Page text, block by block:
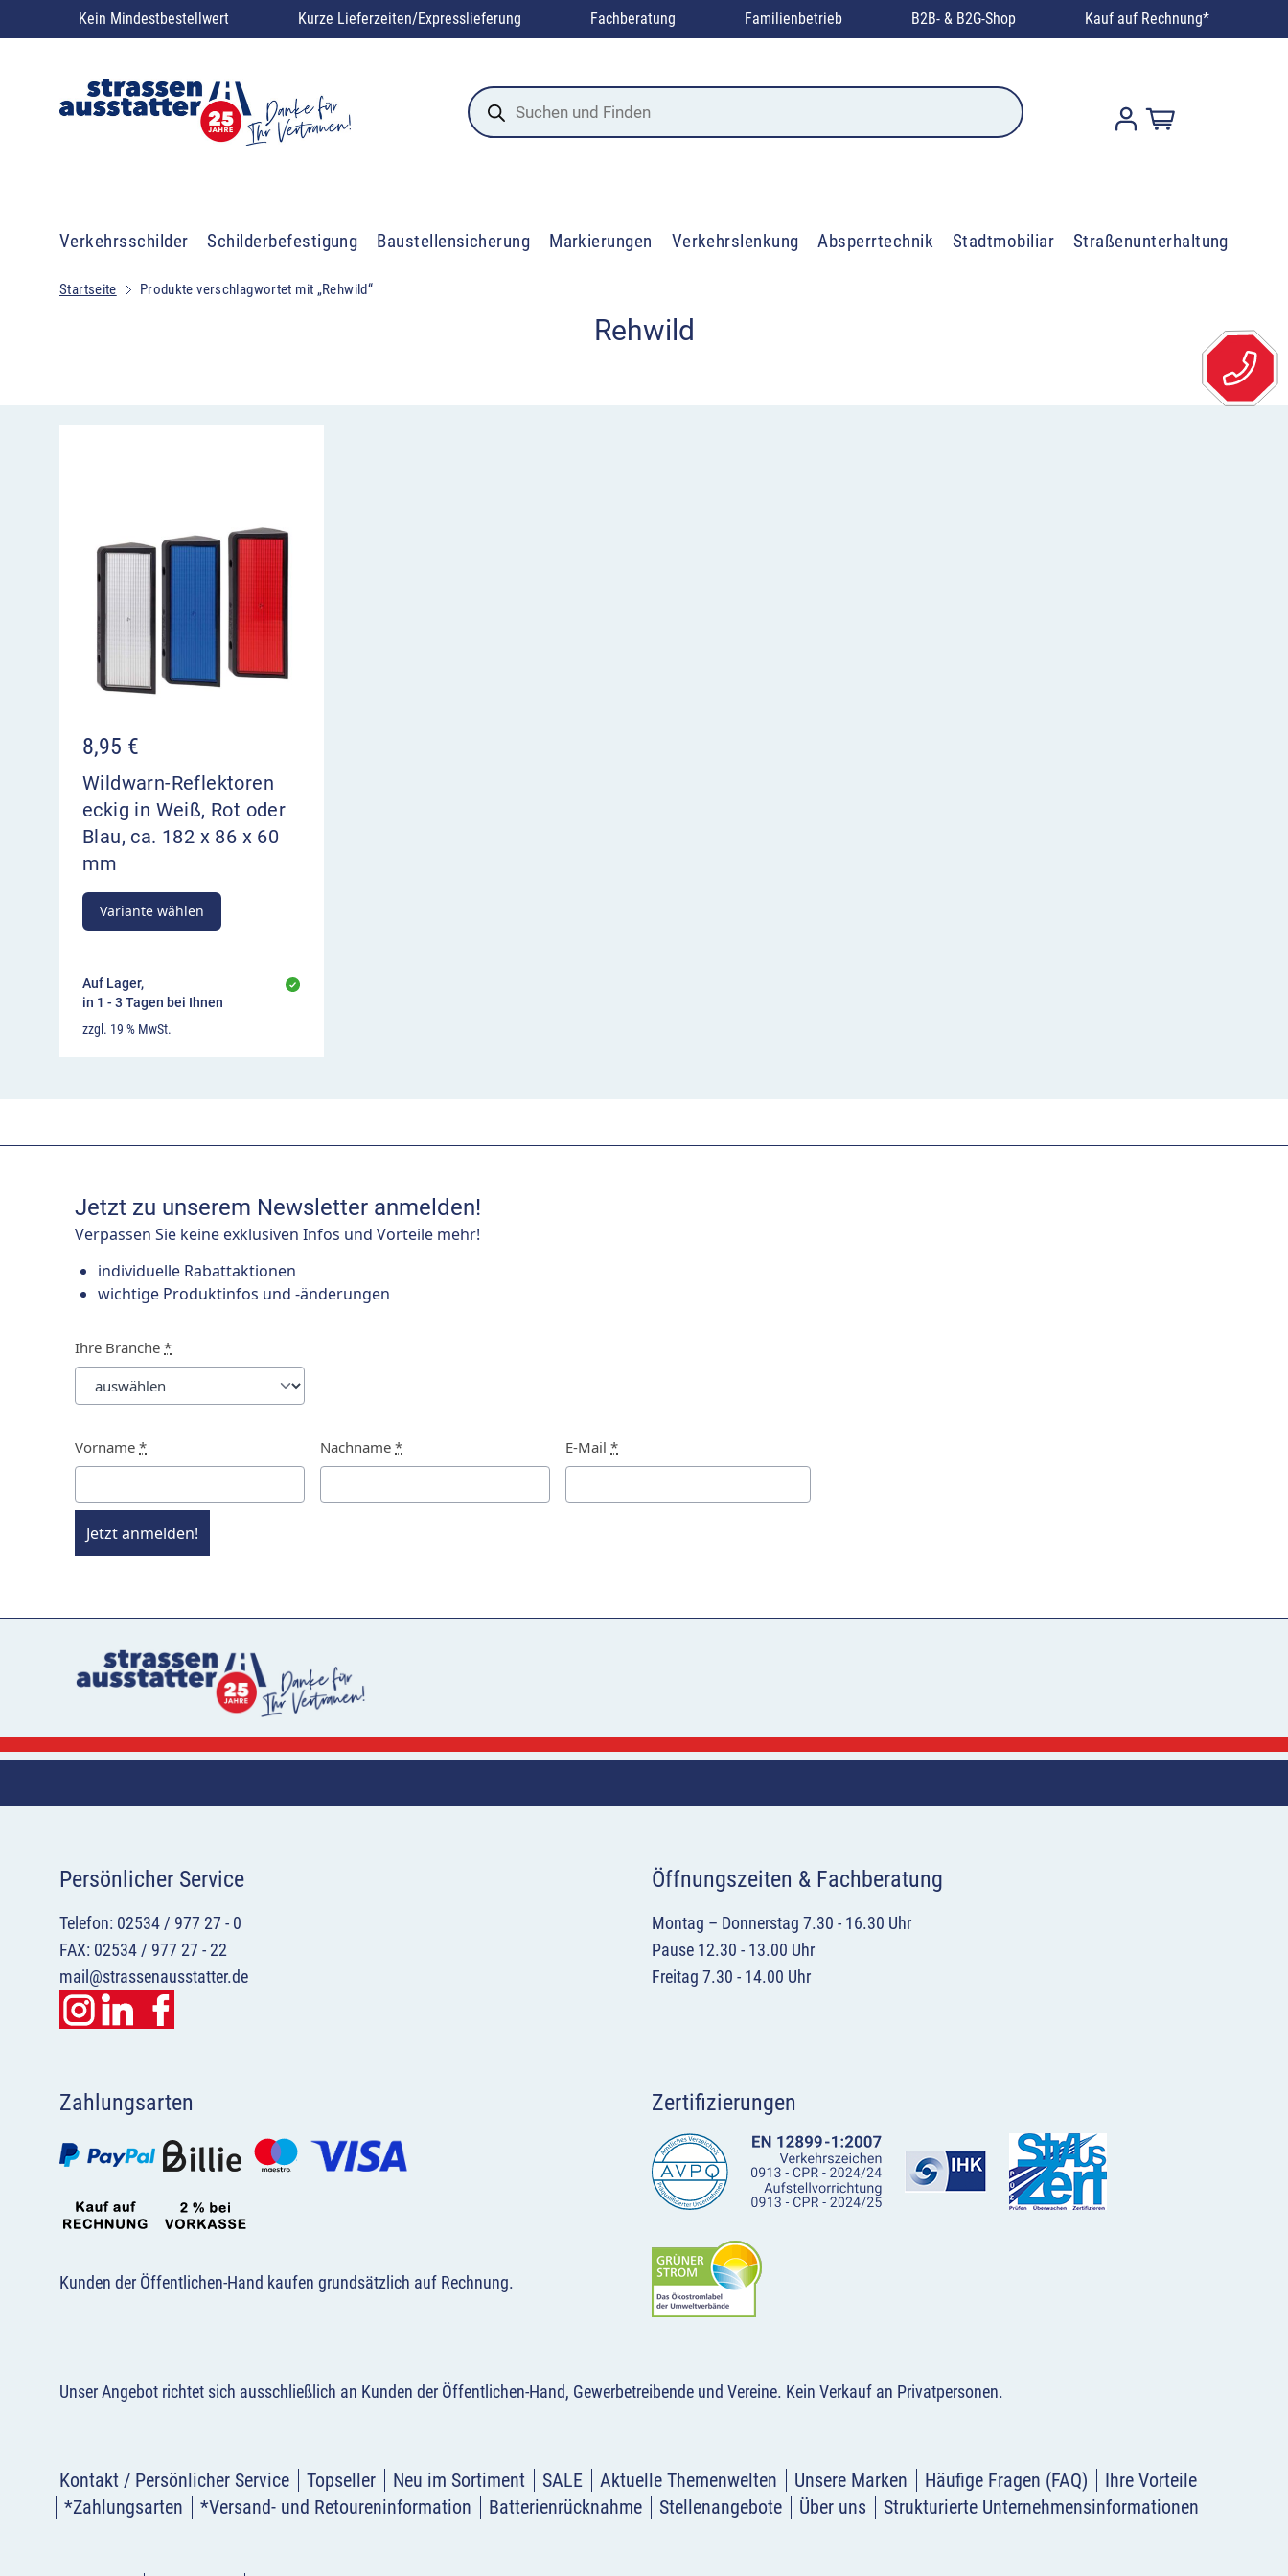
Kein Mindestbestellwert Kurze Lieferzeiten/Expresslieferung Fachberatung Familienbetrieb B2B- & B2G-Shop Kauf auf Rechnung*
Products
search
Verkehrsschilder Schilderbefestigung Baustellensicherung Markierungen Verkehrslenkung Absperrtechnik Stadtmobiliar Straßenunterhaltung
Startseite Produkte verschlagwortet mit „Rehwild“
Rehwild
8,95 €
Wildwarn-Reflektoren
eckig in Weiß, Rot oder
Blau, ca. 182 x 86 x 60
mm
Variante wählen
Auf Lager,
in 1 - 3 Tagen bei Ihnen
zzgl. 19 % MwSt.
Jetzt zu unserem Newsletter anmelden!
Verpassen Sie keine exklusiven Infos und Vorteile mehr!
individuelle Rabattaktionen
wichtige Produktinfos und -änderungen
Ihre Branche *
Vorname * Nachname * E-Mail *
Jetzt anmelden!
Persönlicher Service
Telefon: 02534 / 977 27 - 0
FAX: 02534 / 977 27 - 22
mail@strassenausstatter.de
Öffnungszeiten & Fachberatung
Montag – Donnerstag 7.30 - 16.30 Uhr
Pause 12.30 - 13.00 Uhr
Freitag 7.30 - 14.00 Uhr
Zahlungsarten
Kunden der Öffentlichen-Hand kaufen grundsätzlich auf Rechnung.
Zertifizierungen
Unser Angebot richtet sich ausschließlich an Kunden der Öffentlichen-Hand, Gewerbetreibende und Vereine. Kein Verkauf an Privatpersonen.
Kontakt / Persönlicher Service Topseller Neu im Sortiment SALE Aktuelle Themenwelten Unsere Marken Häufige Fragen (FAQ)
Ihre Vorteile
*Zahlungsarten
*Versand- und Retoureninformation Batterienrücknahme Stellenangebote Über uns Strukturierte Unternehmensinformationen